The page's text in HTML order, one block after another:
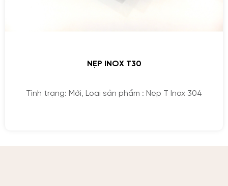
NẸP INOX T30
Tình trạng: Mới, Loại sản phẩm : Nẹp T Inox 304